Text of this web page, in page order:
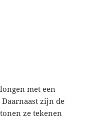
met een
zijn de
ze tekenen